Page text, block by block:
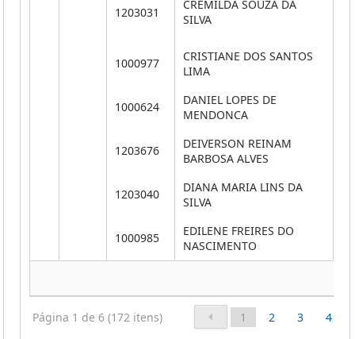
1203031
CREMILDA SOUZA DA
SILVA
1000977
CRISTIANE DOS SANTOS
LIMA
1000624
DANIEL LOPES DE
MENDONCA
1203676
DEIVERSON REINAM
BARBOSA ALVES
1203040
DIANA MARIA LINS DA
SILVA
1000985
EDILENE FREIRES DO
NASCIMENTO
Página 1 de 6 (172 itens) 1 2 3 4